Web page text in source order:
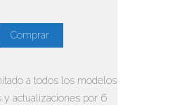
Comprar
a todos los modelos
y actualizaciones por 6